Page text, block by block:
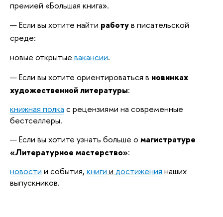
премией «Большая книга».
Если вы хотите найти работув писательской
среде:
новые открытые вакансии.
Если вы хотите ориентироваться в новинках
художественной литературы:
книжная полка с рецензиями на современные
бестселлеры.
Если вы хотите узнать больше о магистратуре
«Литературное мастерство»:
новости и события, книги и достижения наших
выпускников.